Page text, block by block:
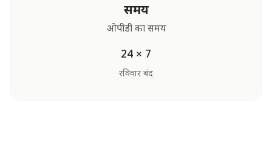
समय
ओपीडी का समय
24 × 7
रविवार बंद